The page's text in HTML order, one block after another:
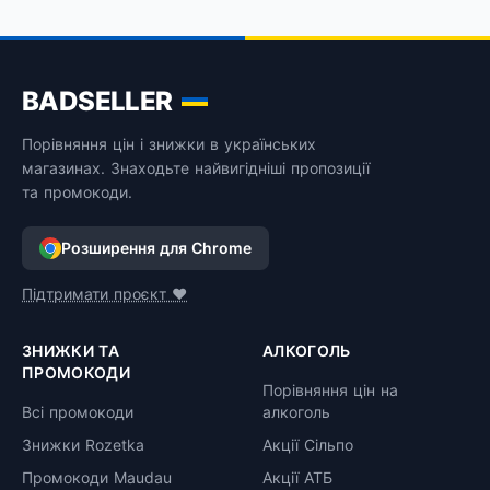
BADSELLER
Порівняння цін і знижки в українських
магазинах. Знаходьте найвигідніші пропозиції
та промокоди.
Розширення для Chrome
Підтримати проєкт ❤️
ЗНИЖКИ ТА
ПРОМОКОДИ
Всі промокоди
Знижки Rozetka
Промокоди Maudau
АЛКОГОЛЬ
Порівняння цін на
алкоголь
Акції Сільпо
Акції АТБ